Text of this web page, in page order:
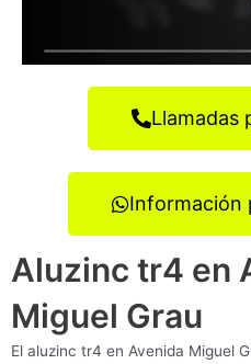
Llamadas
Información
Aluzinc tr4 en
Miguel Grau
El aluzinc tr4 en Avenida Miguel